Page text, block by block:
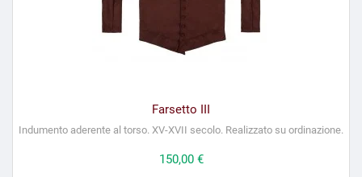
Farsetto III
Indumento aderente al torso. XV-XVII secolo. Realizzato su ordinazione.
Prezzo
150,00 €